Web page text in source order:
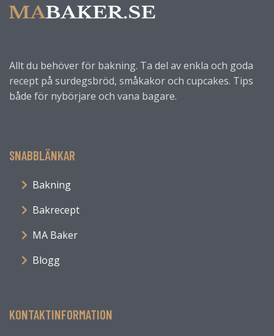
Allt du behöver för bakning. Ta del av enkla och goda
recept på surdegsbröd, småkakor och cupcakes. Tips
både för nybörjare och vana bagare.
SNABBLÄNKAR
Bakning
Bakrecept
MA Baker
Blogg
KONTAKTINFORMATION